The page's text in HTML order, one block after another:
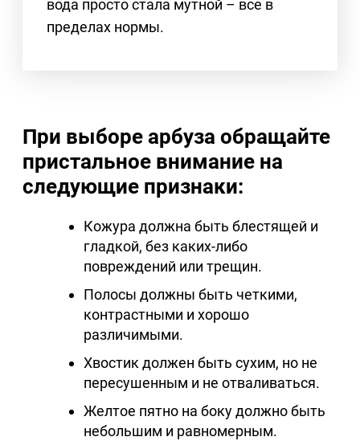
вода просто стала мутной – все в
пределах нормы.
При выборе арбуза обращайте
пристальное внимание на
следующие признаки:
Кожура должна быть блестящей и
гладкой, без каких-либо
повреждений или трещин.
Полосы должны быть четкими,
контрастными и хорошо
различимыми.
Хвостик должен быть сухим, но не
пересушенным и не отваливаться.
Желтое пятно на боку должно быть
небольшим и равномерным.